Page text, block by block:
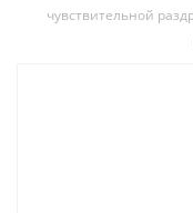
чувствительной